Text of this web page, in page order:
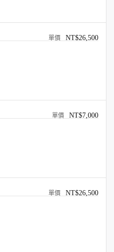
NT$26,500
NT$7,000
NT$26,500